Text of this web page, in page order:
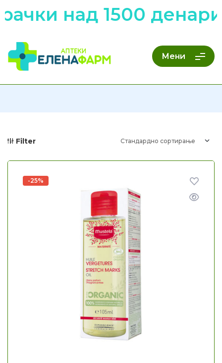
над 1500 денари
Мени
Filter
-25%